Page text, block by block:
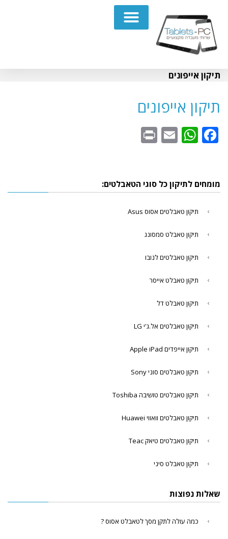
תיקון אייפונים
תיקון אייפונים
Facebook
WhatsApp
Email
מומחים לתיקון כל סוגי הטאבלטים:
תיקון טאבלטים אסוס Asus
תיקון טאבלט סמסונג
תיקון טאבלטים לנובו
תיקון טאבלט אייסר
תיקון טאבלט דל
תיקון טאבלטים אל.ג'י LG
תיקון אייפדים Apple iPad
תיקון טאבלטים סוני Sony
תיקון טאבלטים טושיבה Toshiba
תיקון טאבלטים וואווי Huawei
תיקון טאבלטים טיאק Teac
תיקון טאבלט סיני
שאלות נפוצות
כמה עולה לתקן מסך לטאבלט אסוס ?